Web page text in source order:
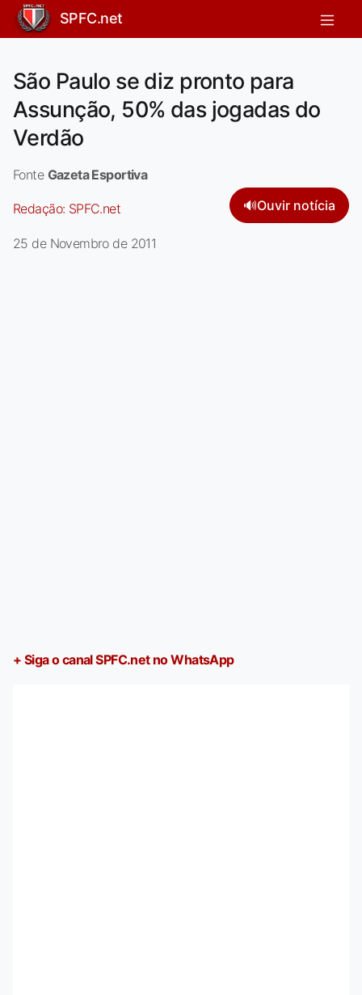
SPFC.net
São Paulo se diz pronto para
Assunção, 50% das jogadas do
Verdão
Fonte Gazeta Esportiva
Redação: SPFC.net 🔊Ouvir notícia
25 de Novembro de 2011
+ Siga o canal SPFC.net no WhatsApp